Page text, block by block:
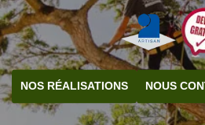
NOS RÉALISATIONS NOUS